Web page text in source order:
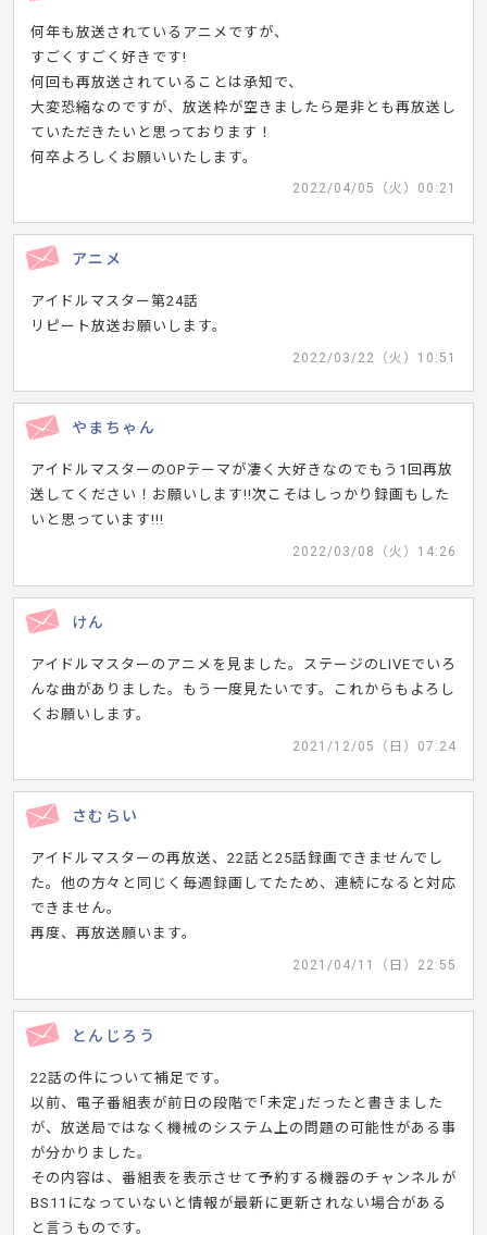
何年も放送されているアニメですが、
すごくすごく好きです!
何回も再放送されていることは承知で、
大変恐縮なのですが、放送枠が空きましたら是非とも再放送し
ていただきたいと思っております！
何卒よろしくお願いいたします。
2022/04/05（火）00:21
アニメ
アイドルマスター第24話
リピート放送お願いします。
2022/03/22（火）10:51
やまちゃん
アイドルマスターのOPテーマが凄く大好きなのでもう1回再放
送してください！お願いします!!次こそはしっかり録画もした
いと思っています!!!
2022/03/08（火）14:26
けん
アイドルマスターのアニメを見ました。ステージのLIVEでいろ
んな曲がありました。もう一度見たいです。これからもよろし
くお願いします。
2021/12/05（日）07:24
さむらい
アイドルマスターの再放送、22話と25話録画できませんでし
た。他の方々と同じく毎週録画してたため、連続になると対応
できません。
再度、再放送願います。
2021/04/11（日）22:55
とんじろう
22話の件について補足です。
以前、電子番組表が前日の段階で｢未定｣だったと書きました
が、放送局ではなく機械のシステム上の問題の可能性がある事
が分かりました。
その内容は、番組表を表示させて予約する機器のチャンネルが
BS11になっていないと情報が最新に更新されない場合がある
と言うものです。